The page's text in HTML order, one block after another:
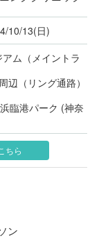
10/13(日)
ム（メイントラ
（リング通路）
臨港パーク (神奈
ちら
ン